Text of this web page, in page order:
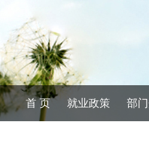
首 页 就业政策 部